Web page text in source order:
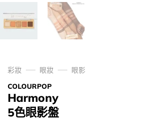
彩妝 眼妝
眼影
COLOURPOP
Harmony
5色眼影盤